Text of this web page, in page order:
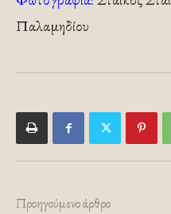
Παλαμηδίου
Προηγούμενο άρθρο